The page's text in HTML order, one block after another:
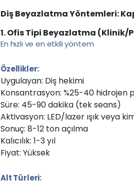
Diş Beyazlatma Yöntemleri:
1. Ofis Tipi Beyazlatma (Klinik/
En hızlı ve en etkili yöntem
Özellikler:
Uygulayan: Diş hekimi
Konsantrasyon: %25-40 hidrojen
Süre: 45-90 dakika (tek seans)
Aktivasyon: LED/lazer ışık veya
Sonuç: 8-12 ton açılma
Kalıcılık: 1-3 yıl
Fiyat: Yüksek
Alt Türleri: